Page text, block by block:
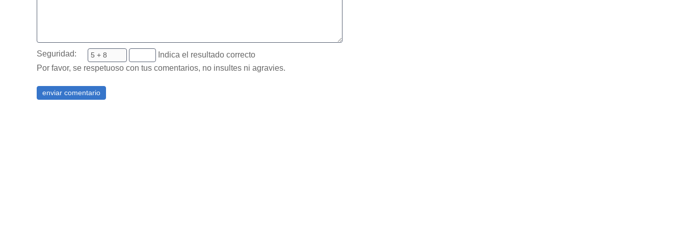
Seguridad:
Indica el resultado correcto
Por favor, se respetuoso con tus comentarios, no insultes ni agravies.